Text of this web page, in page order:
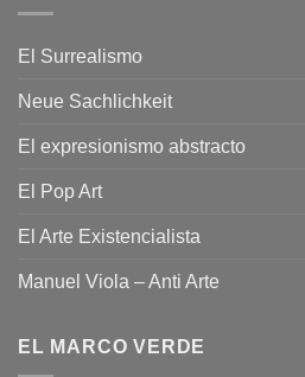
El Surrealismo
Neue Sachlichkeit
El expresionismo abstracto
El Pop Art
El Arte Existencialista
Manuel Viola – Anti Arte
EL MARCO VERDE